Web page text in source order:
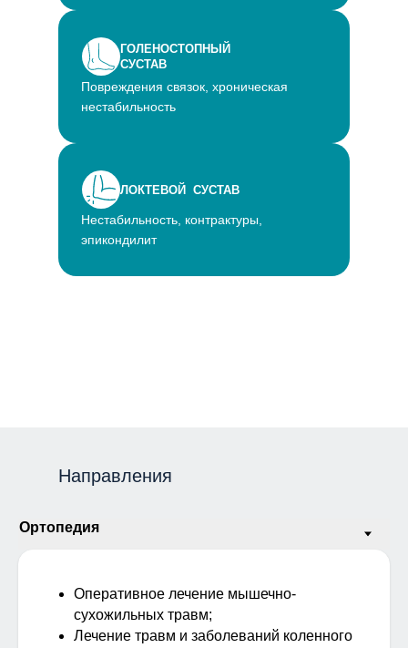
ГОЛЕНОСТОПНЫЙ
СУСТАВ
Повреждения связок, хроническая
нестабильность
ЛОКТЕВОЙ СУСТАВ
Нестабильность, контрактуры,
эпикондилит
Направления
Оперативное лечение мышечно-
сухожильных травм;
Лечение травм и заболеваний коленного